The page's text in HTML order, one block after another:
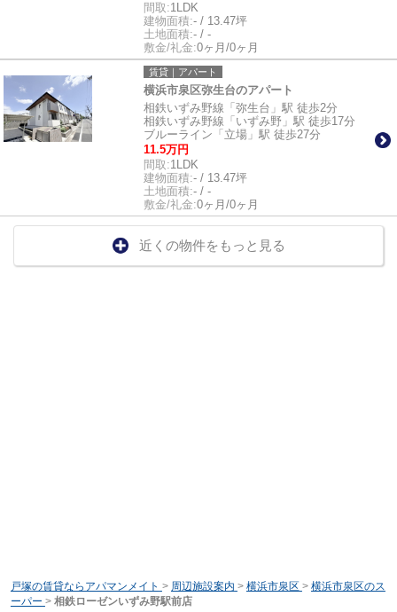
間取:1LDK
建物面積:- / 13.47坪
土地面積:- / -
敷金/礼金:0ヶ月/0ヶ月
賃貸｜アパート
横浜市泉区弥生台のアパート
相鉄いずみ野線「弥生台」駅 徒歩2分
相鉄いずみ野線「いずみ野」駅 徒歩17分
ブルーライン「立場」駅 徒歩27分
11.5万円
間取:1LDK
建物面積:- / 13.47坪
土地面積:- / -
敷金/礼金:0ヶ月/0ヶ月
近くの物件をもっと見る
戸塚の賃貸ならアパマンメイト > 周辺施設案内 > 横浜市泉区 > 横浜市泉区のス
ーパー > 相鉄ローゼンいずみ野駅前店